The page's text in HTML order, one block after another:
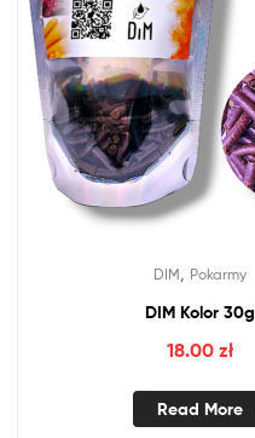
DIM Pokarmy
DIM Kolor 30g
18.00 zł
Read More